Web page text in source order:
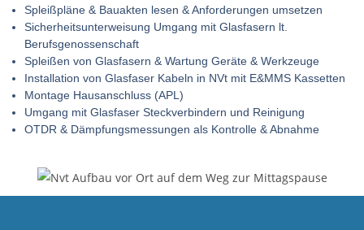
Spleißpläne & Bauakten lesen & Anforderungen umsetzen
Sicherheitsunterweisung Umgang mit Glasfasern lt.
Berufsgenossenschaft
Spleißen von Glasfasern & Wartung Geräte & Werkzeuge
Installation von Glasfaser Kabeln in NVt mit E&MMS Kassetten
Montage Hausanschluss (APL)
Umgang mit Glasfaser Steckverbindern und Reinigung
OTDR & Dämpfungsmessungen als Kontrolle & Abnahme